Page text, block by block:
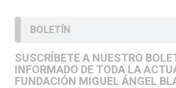
BOLETÍN
SUSCRÍBETE A NUESTRO
INFORMADO DE TODA LA
FUNDACIÓN MIGUEL ÁNGEL